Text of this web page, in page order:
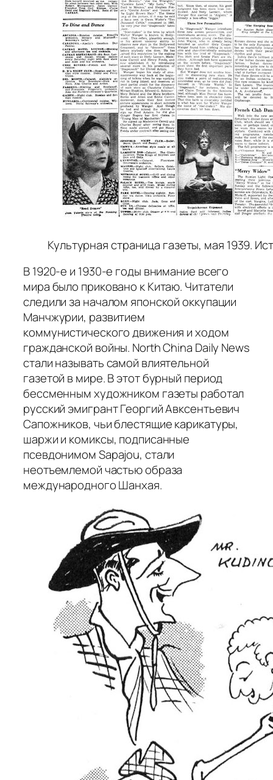
Культурная страница газеты, мая 1939.
В 1920-е и 1930-е годы внимание всего
мира было приковано к Китаю. Читатели
следили за началом японской оккупации
Манчжурии, развитием
коммунистического движения и ходом
гражданской войны. North China Daily News
стали называть самой влиятельной
газетой в мире. В этот бурный период
бессменным художником газеты работал
русский эмигрант Георгий Авксентьевич
Сапожников, чьи блестящие карикатуры,
шаржи и комиксы, подписанные
псевдонимом Sapajou, стали
неотъемлемой частью образа
международного Шанхая.